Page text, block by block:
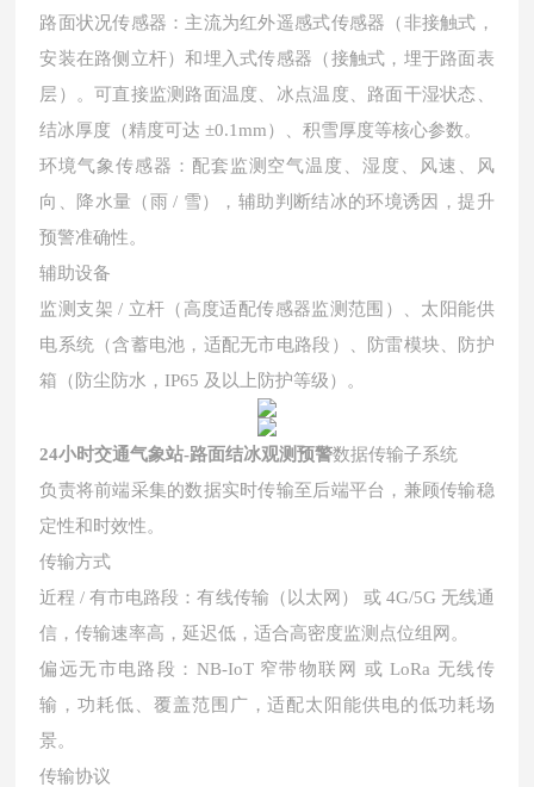
路面状况传感器：主流为红外遥感式传感器（非接触式，
安装在路侧立杆）和埋入式传感器（接触式，埋于路面表
层）。可直接监测路面温度、冰点温度、路面干湿状态、
结冰厚度（精度可达 ±0.1mm）、积雪厚度等核心参数。
环境气象传感器：配套监测空气温度、湿度、风速、风
向、降水量（雨 / 雪），辅助判断结冰的环境诱因，提升
预警准确性。
辅助设备
监测支架 / 立杆（高度适配传感器监测范围）、太阳能供
电系统（含蓄电池，适配无市电路段）、防雷模块、防护
箱（防尘防水，IP65 及以上防护等级）。
24小时交通气象站-路面结冰观测预警数据传输子系统
负责将前端采集的数据实时传输至后端平台，兼顾传输稳
定性和时效性。
传输方式
近程 / 有市电路段：有线传输（以太网） 或 4G/5G 无线通
信，传输速率高，延迟低，适合高密度监测点位组网。
偏远无市电路段： NB-IoT 窄带物联网 或 LoRa 无线传
输，功耗低、覆盖范围广，适配太阳能供电的低功耗场
景。
传输协议